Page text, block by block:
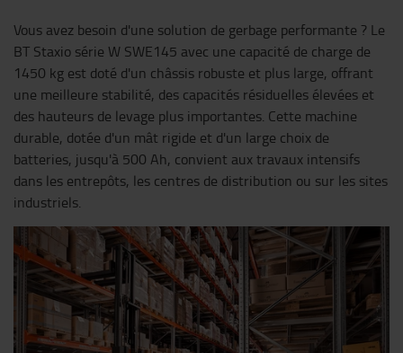
Vous avez besoin d'une solution de gerbage performante ? Le
BT Staxio série W SWE145 avec une capacité de charge de
1450 kg est doté d'un châssis robuste et plus large, offrant
une meilleure stabilité, des capacités résiduelles élevées et
des hauteurs de levage plus importantes. Cette machine
durable, dotée d'un mât rigide et d'un large choix de
batteries, jusqu'à 500 Ah, convient aux travaux intensifs
dans les entrepôts, les centres de distribution ou sur les sites
industriels.